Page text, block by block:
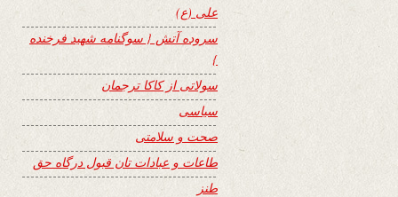
علی (ع)
سروده آتش { سوگنامه شهید فرخنده
}
سولاتی از کاکا ترجمان
سیاسی
صحت و سلامتی
طاعات و عبادات تان قبول درگاه حق
طنز